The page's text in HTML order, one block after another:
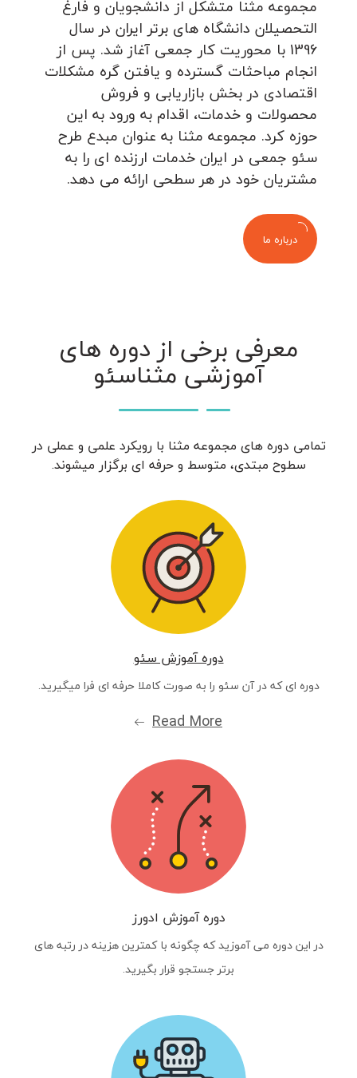
مجموعه مثنا متشکل از دانشجویان و فارغ
التحصیلان دانشگاه های برتر ایران در سال
1396 با محوریت کار جمعی آغاز شد. پس از
انجام مباحثات گسترده و یافتن گره مشکلات
اقتصادی در بخش بازاریابی و فروش
محصولات و خدمات، اقدام به ورود به این
حوزه کرد. مجموعه مثنا به عنوان مبدع طرح
سئو جمعی در ایران خدمات ارزنده ای را به
مشتریان خود در هر سطحی ارائه می دهد.
درباره ما
معرفی برخی از دوره های
آموزشی مثناسئو
تمامی دوره های مجموعه مثنا با رویکرد علمی و عملی در
سطوح مبتدی، متوسط و حرفه ای برگزار میشوند.
دوره آموزش سئو
دوره ای که در آن سئو را به صورت کاملا حرفه ای فرا میگیرید.
Read More
دوره آموزش ادورز
در این دوره می آموزید که چگونه با کمترین هزینه در رتبه های
برتر جستجو قرار بگیرید.